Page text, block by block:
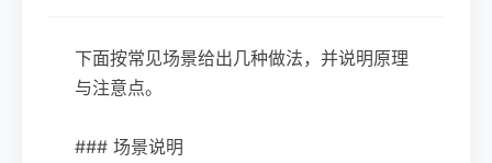
下面按常见场景给出几种做法，并说明原理
与注意点。
### 场景说明